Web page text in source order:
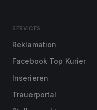
SERVICES
Reklamation
Facebook Top Kurier
Inserieren
Trauerportal